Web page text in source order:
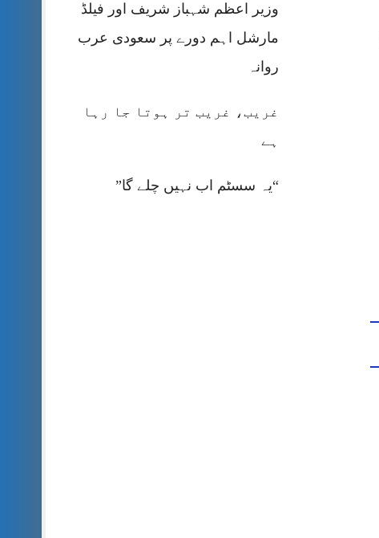
وزیر اعظم شہباز شریف اور فیلڈ
مارشل اہم دورے پر سعودی عرب
روانہ
غریب، غریب تر ہوتا جا رہا
ہے
“یہ سسٹم اب نہیں چلے گا”